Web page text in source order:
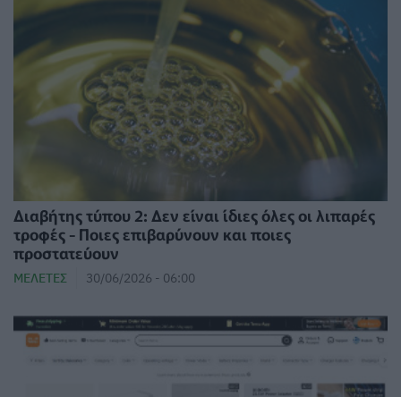
Διαβήτης τύπου 2: Δεν είναι ίδιες όλες οι λιπαρές
τροφές - Ποιες επιβαρύνουν και ποιες
προστατεύουν
ΜΕΛΈΤΕΣ 30/06/2026 - 06:00